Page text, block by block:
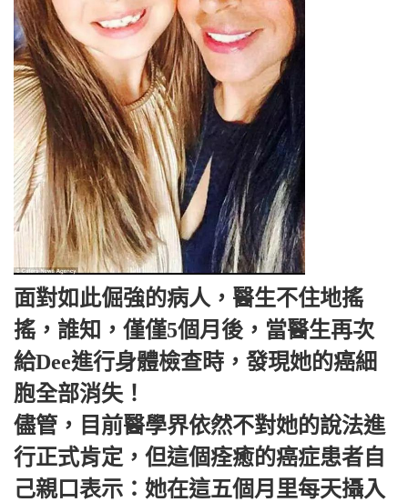
面對如此倔強的病人，醫生不住地搖
搖，誰知，僅僅5個月後，當醫生再次
給Dee進行身體檢查時，發現她的癌細
胞全部消失！
儘管，目前醫學界依然不對她的說法進
行正式肯定，但這個痊癒的癌症患者自
己親口表示：她在這五個月里每天攝入